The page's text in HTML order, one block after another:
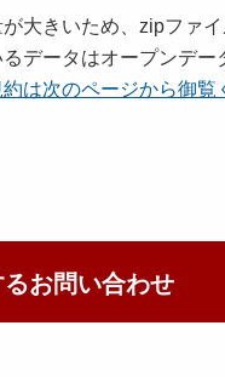
きいため、zipファイ
ータはオープンデー
は次のページから御覧
お問い合わせ